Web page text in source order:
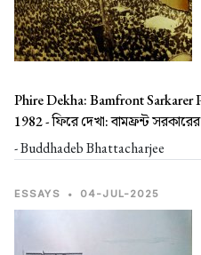
Phire Dekha: Bamfront Sarkarer
1982 -ফিরে দেখা: বামফ্রন্ট
- Buddhadeb Bhattacharjee
ESSAYS • 04-JUL-2025